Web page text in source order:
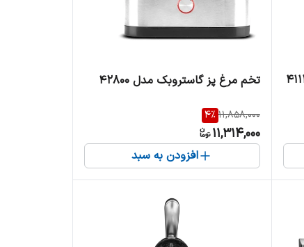
تخم مرغ پز گاستروبک مدل 42800
11,858,000
4%
11,314,000
افزودن به سبد